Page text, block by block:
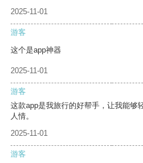
2025-11-01
游客
这个是app神器
2025-11-01
游客
这款app是我旅行的好帮手，让我能够
人情。
2025-11-01
游客